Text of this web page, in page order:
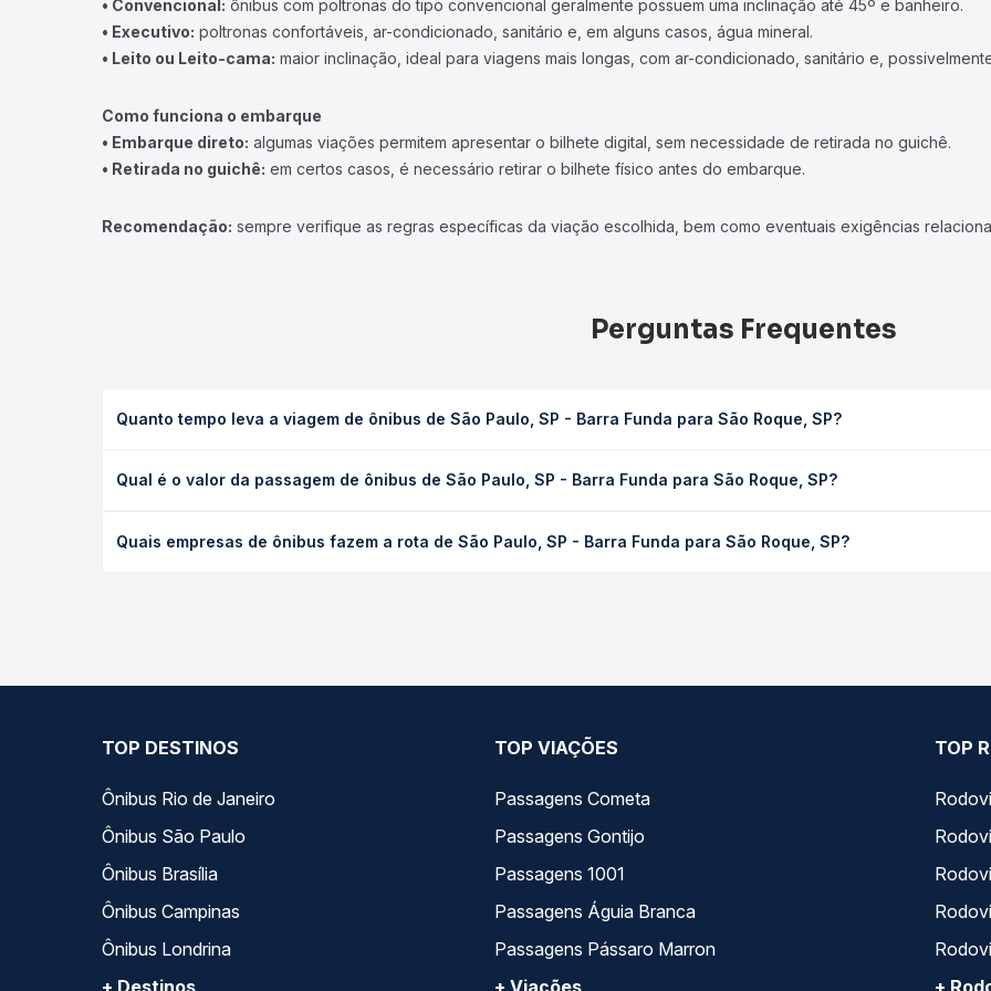
• Convencional: ônibus com poltronas do tipo convencional geralmente possuem uma inclinação até 45º e banheiro.
• Executivo: poltronas confortáveis, ar-condicionado, sanitário e, em alguns casos, água mineral.
• Leito ou Leito-cama: maior inclinação, ideal para viagens mais longas, com ar-condicionado, sanitário e,
Como funciona o embarque
• Embarque direto: algumas viações permitem apresentar o bilhete digital, sem necessidade de retirada no guichê.
• Retirada no guichê: em certos casos, é necessário retirar o bilhete físico antes do embarque.
Recomendação: sempre verifique as regras específicas da viação escolhida, bem como eventuais exigências
Perguntas Frequentes
Quanto tempo leva a viagem de ônibus de São Paulo, SP - Barra Funda para São Roque, SP?
executivo ou leito) e as condições de tráfego. Na Quero Passagem você consulta os horários disponíveis e vê a
Qual é o valor da passagem de ônibus de São Paulo, SP - Barra Funda para São Roque, SP?
poltrona e a antecedência da compra. Na Quero Passagem você compara os preços de todas as viações em tempo
Quais empresas de ônibus fazem a rota de São Paulo, SP - Barra Funda para São Roque, SP?
TOP DESTINOS
Ônibus Rio de Janeiro
Ônibus São Paulo
Ônibus Brasília
Ônibus Campinas
Ônibus Londrina
+ Destinos
TOP VIAÇÕES
Passagens Cometa
Passagens Gontijo
Passagens 1001
Passagens Águia Branca
Passagens Pássaro Marron
+ Viações
TOP
+